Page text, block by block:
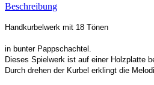
Beschreibung
Handkurbelwerk mit 18 Tönen
in bunter Pappschachtel.
Dieses Spielwerk ist auf einer Holzplatte
Durch drehen der Kurbel erklingt die